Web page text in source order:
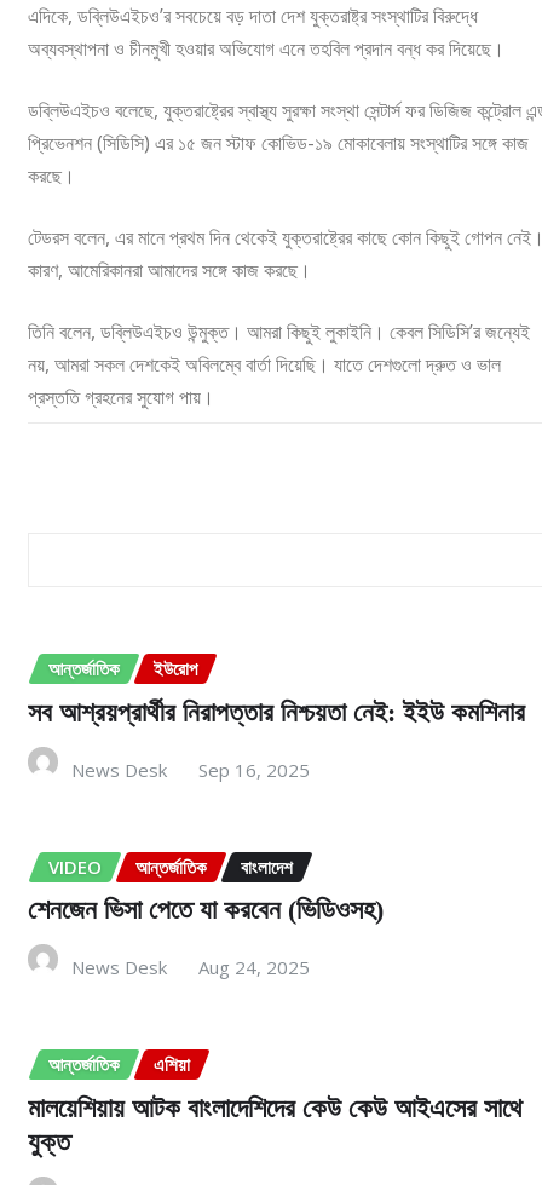
এদিকে, ডব্লিউএইচও’র সবচেয়ে বড় দাতা দেশ যুক্তরাষ্ট্র সংস্থাটির বিরুদ্ধে
অব্যবস্থাপনা ও চীনমুখী হওয়ার অভিযোগ এনে তহবিল প্রদান বন্ধ কর দিয়েছে।
ডব্লিউএইচও বলেছে, যুক্তরাষ্ট্রের স্বাস্থ্য সুরক্ষা সংস্থা সেন্টার্স ফর ডিজিজ কন্ট্রোল
প্রিভেনশন (সিডিসি) এর ১৫ জন স্টাফ কোভিড-১৯ মোকাবেলায় সংস্থাটির সঙ্গে কাজ
করছে।
টেডরস বলেন, এর মানে প্রথম দিন থেকেই যুক্তরাষ্ট্রের কাছে কোন কিছুই গোপন
কারণ, আমেরিকানরা আমাদের সঙ্গে কাজ করছে।
তিনি বলেন, ডব্লিউএইচও উন্মুক্ত। আমরা কিছুই লুকাইনি। কেবল সিডিসি’র জন্যেই
নয়, আমরা সকল দেশকেই অবিলম্বে বার্তা দিয়েছি। যাতে দেশগুলো দ্রুত ও ভাল
প্রস্ততি গ্রহনের সুযোগ পায়।
আন্তর্জাতিক ইউরোপ
সব আশ্রয়প্রার্থীর নিরাপত্তার নিশ্চয়তা নেই: ইইউ কমশিনার
News Desk Sep 16, 2025
VIDEO আন্তর্জাতিক বাংলাদেশ
শেনজেন ভিসা পেতে যা করবেন (ভিডিওসহ)
News Desk Aug 24, 2025
আন্তর্জাতিক এশিয়া
মালয়েশিয়ায় আটক বাংলাদেশিদের কেউ কেউ আইএসের সাথে
যুক্ত